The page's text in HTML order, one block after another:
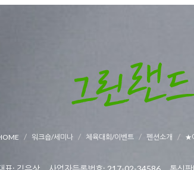
워크숍/세미나 체육대회/이벤트 펜션소개 ★